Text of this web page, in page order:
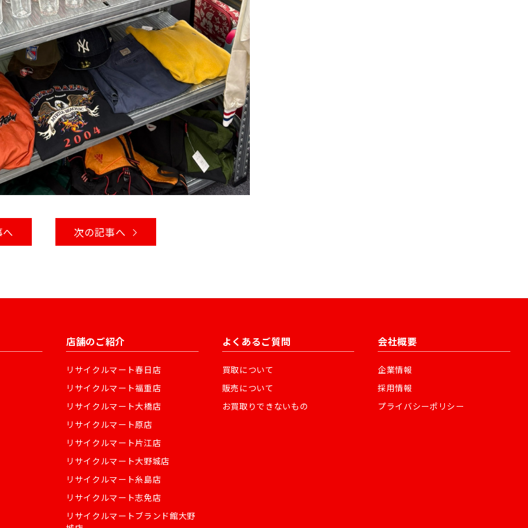
次の記事へ
店舗のご紹介
リサイクルマート春日店
リサイクルマート福重店
リサイクルマート大橋店
リサイクルマート原店
リサイクルマート片江店
リサイクルマート大野城店
リサイクルマート糸島店
リサイクルマート志免店
リサイクルマートブランド館大野
よくあるご質問
買取について
販売について
お買取りできないもの
会社概要
企業情報
採用情報
プライバシーポリシー